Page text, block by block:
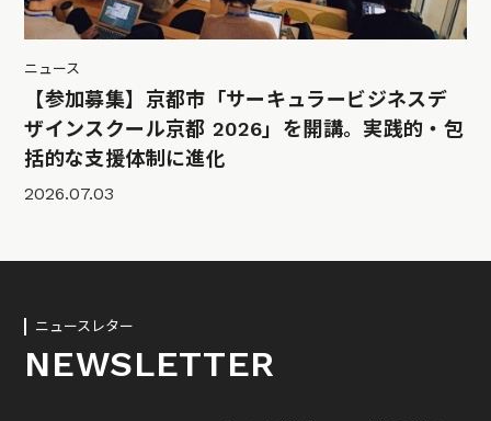
ニュース
【参加募集】京都市「サーキュラービジネスデ
ザインスクール京都 2026」を開講。実践的・包
括的な支援体制に進化
2026.07.03
ニュースレター
NEWSLETTER